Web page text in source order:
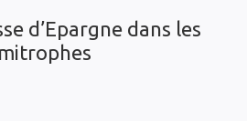
d’Epargne dans les